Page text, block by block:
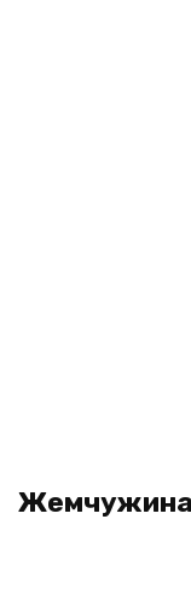
Жемчужина